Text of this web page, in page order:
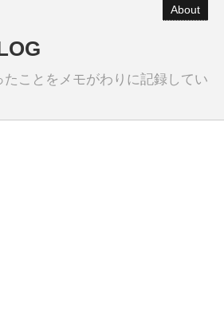
About
たことをメモがわりに記録してい